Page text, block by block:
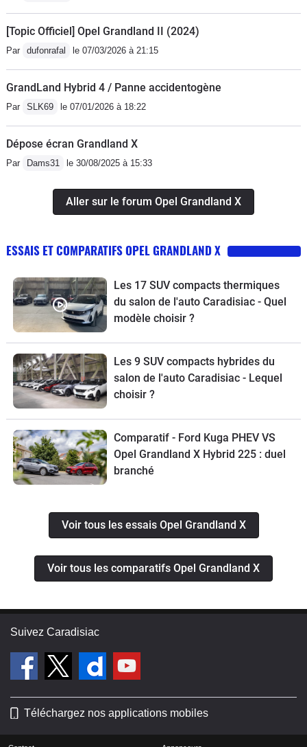
[Topic Officiel] Opel Grandland II (2024)
Par dufonrafal le 07/03/2026 à 21:15
GrandLand Hybrid 4 / Panne accidentogène
Par SLK69 le 07/01/2026 à 18:22
Dépose écran Grandland X
Par Dams31 le 30/08/2025 à 15:33
Aller sur le forum Opel Grandland X
ESSAIS ET COMPARATIFS OPEL GRANDLAND X
Les 17 SUV compacts thermiques
du salon de l'auto Caradisiac - Quel
modèle choisir ?
Les 9 SUV compacts hybrides du
salon de l'auto Caradisiac - Lequel
choisir ?
Comparatif - Ford Kuga PHEV VS
Opel Grandland X Hybrid 225 : duel
branché
Voir tous les essais Opel Grandland X
Voir tous les comparatifs Opel Grandland X
Suivez Caradisiac
Téléchargez nos applications mobiles